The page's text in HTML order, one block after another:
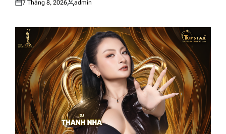
Posted
7 Tháng 8, 2026
Posted
admin